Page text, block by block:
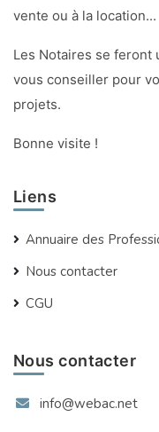
vente ou à la location...
Les Notaires se feront
vous conseiller pour
projets.
Bonne visite !
Liens
Annuaire des
Nous contacter
CGU
Nous contacter
info@webac.net